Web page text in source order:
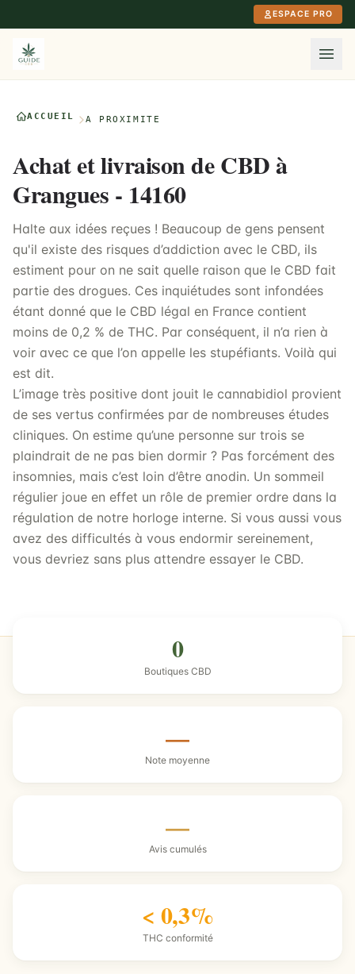
ESPACE PRO
ACCUEIL À PROXIMITÉ
Achat et livraison de CBD à
Grangues - 14160
Halte aux idées reçues ! Beaucoup de gens pensent
qu'il existe des risques d’addiction avec le CBD, ils
estiment pour on ne sait quelle raison que le CBD fait
partie des drogues. Ces inquiétudes sont infondées
étant donné que le CBD légal en France contient
moins de 0,2 % de THC. Par conséquent, il n’a rien à
voir avec ce que l’on appelle les stupéfiants. Voilà qui
est dit.
L’image très positive dont jouit le cannabidiol provient
de ses vertus confirmées par de nombreuses études
cliniques. On estime qu’une personne sur trois se
plaindrait de ne pas bien dormir ? Pas forcément des
insomnies, mais c’est loin d’être anodin. Un sommeil
régulier joue en effet un rôle de premier ordre dans la
régulation de notre horloge interne. Si vous aussi vous
avez des difficultés à vous endormir sereinement,
vous devriez sans plus attendre essayer le CBD.
0
Boutiques CBD
—
Note moyenne
—
Avis cumulés
< 0,3%
THC conformité